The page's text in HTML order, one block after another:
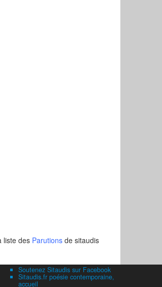
liste des Parutions de sitaudis
Soutenez Sitaudis sur Facebook
Sitaudis.fr poésie contemporaine,
accueil